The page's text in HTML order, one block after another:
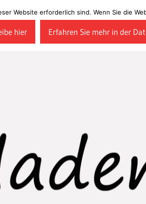
Website erforderlich sind. Wenn Sie die
hier Erfahren Sie mehr in der